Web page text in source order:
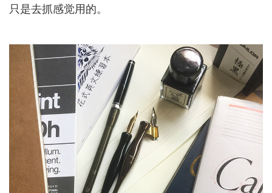
只是去抓感觉用的。